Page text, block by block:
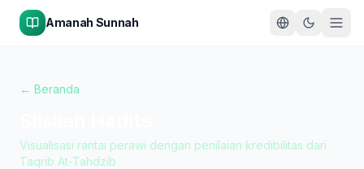
Amanah Sunnah
← Beranda
Visualisasi rantai perawi dengan penilaian kredibilitas dari
Taqrib At-Tahdzib